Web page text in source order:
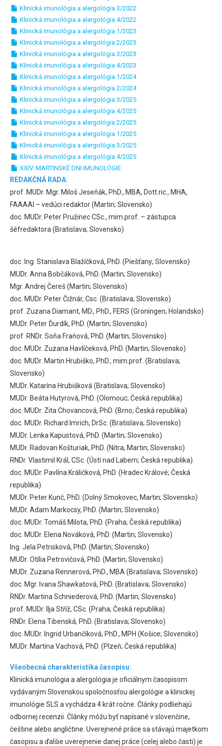
Klinická imunológia a alergológia 3/2022
Klinická imunológia a alergológia 4/2022
Klinická imunológia a alergológia 1/2023
Klinická imunológia a alergológia 2/2023
Klinická imunológia a alergológia 3/2023
Klinická imunológia a alergológia 4/2023
Klinická imunológia a alergológia 1/2024
Klinická imunológia a alergológia 2/2024
Klinická imunológia a alergológia 3/2025
Klinická imunológia a alergológia 4/2025
Klinická imunológia a alergológia 2/2025
Klinická imunológia a alergológia 1/2025
Klinická imunológia a alergológia 3/2025
Klinická imunológia a alergológia 4/2025
XXIV. MARTINSKÉ DNI IMUNOLÓGIE
REDAKČNÁ RADA:
prof. MUDr. Mgr. Miloš Jeseňák, PhD., MBA, Dott.ric., MHA,
FAAAAI – vedúci redaktor (Martin; Slovensko)
doc. MUDr. Peter Pružinec CSc., mim.prof. – zástupca
šéfredaktora (Bratislava; Slovensko)
doc. Ing. Stanislava Blažíčková, PhD. (Piešťany; Slovensko)
MUDr. Anna Bobčáková, PhD. (Martin; Slovensko)
Mgr. Andrej Čereš (Martin; Slovensko)
doc. MUDr. Peter Čižnár, Csc. (Bratislava; Slovensko)
prof. Zuzana Diamant, MD., PhD., FERS (Groningen; Holandsko)
MUDr. Peter Ďurdík, PhD. (Martin; Slovensko)
prof. RNDr. Soňa Fraňová, PhD. (Martin; Slovensko)
doc. MUDr. Zuzana Havlíčeková, PhD. (Martin; Slovensko)
doc. MUDr. Martin Hrubiško, PhD., mim.prof. (Bratislava;
Slovensko)
MUDr. Katarína Hrubišková (Bratislava; Slovensko)
MUDr. Beáta Hutyrová, PhD. (Olomouc; Česká republika)
doc. MUDr. Zita Chovancová, PhD. (Brno; Česká republika)
doc. MUDr. Richard Imrich, DrSc. (Bratislava; Slovensko)
MUDr. Lenka Kapustová, PhD. (Martin; Slovensko)
MUDr. Radovan Košturiak, PhD. (Nitra, Martin; Slovensko)
RNDr. Vlastimil Král, CSc. (Ústí nad Labem; Česká republika)
doc. MUDr. Pavlína Králičková, PhD. (Hradec Králové; Česká
republika)
MUDr. Peter Kunč, PhD. (Dolný Smokovec, Martin; Slovensko)
MUDr. Adam Markocsy, PhD. (Martin; Slovensko)
doc. MUDr. Tomáš Milota, PhD. (Praha; Česká republika)
doc. MUDr. Elena Nováková, PhD. (Martin; Slovensko)
Ing. Jela Petrisková, PhD. (Martin; Slovensko)
MUDr. Otília Petrovičová, PhD. (Martin; Slovensko)
MUDr. Zuzana Rennerová, PhD., MBA (Bratislava; Slovensko)
doc. Mgr. Ivana Shawkatová, PhD. (Bratislava; Slovensko)
RNDr. Martina Schniederová, PhD. (Martin; Slovensko)
prof. MUDr. Ilja Stříž, CSc. (Praha; Česká republika)
RNDr. Elena Tibenská, PhD. (Bratislava; Slovensko)
doc. MUDr. Ingrid Urbančíková, PhD., MPH (Košice; Slovensko)
MUDr. Martina Vachová, PhD. (Plzeň; Česká republika)
Všeobecná charakteristika časopisu:
Klinická imunológia a alergológia je oficiálnym časopisom
vydávaným Slovenskou spoločnosťou alergológie a klinickej
imunológie SLS a vychádza 4 krát ročne. Články podliehajú
odbornej recenzii. Články môžu byť napísané v slovenčine,
češtine alebo angličtine. Uverejnené práce sa stávajú majetkom
časopisu a ďalšie uverejnenie danej práce (celej alebo časti) je